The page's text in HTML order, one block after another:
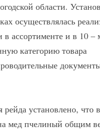
области.
осуществлялась
ассортименте и в 10 –
категорию товара
рейда установлено, что
мед пчелиный общим